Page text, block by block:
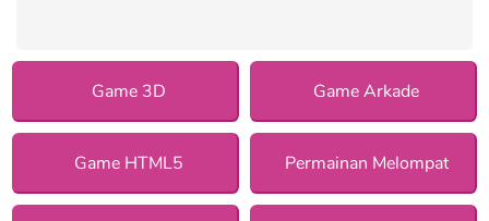
Game 3D Game Arkade
Game HTML5 Permainan Melompat